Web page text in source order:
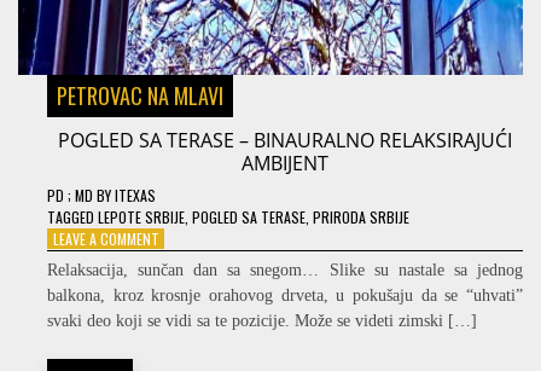
PETROVAC NA MLAVI
POGLED SA TERASE – BINAURALNO RELAKSIRAJUĆI
AMBIJENT
PD ; MD BYITEXAS
TAGGED LEPOTE SRBIJE POGLED SA TERASE PRIRODA SRBIJE
LEAVE A COMMENT
POGLED
SA
TERASE
–
Relaksacija, sunčan dan sa snegom… Slike su nastale sa jednog
balkona, kroz krosnje orahovog drveta, u pokušaju da se “uhvati”
svaki deo koji se vidi sa te pozicije. Može se videti zimski […]